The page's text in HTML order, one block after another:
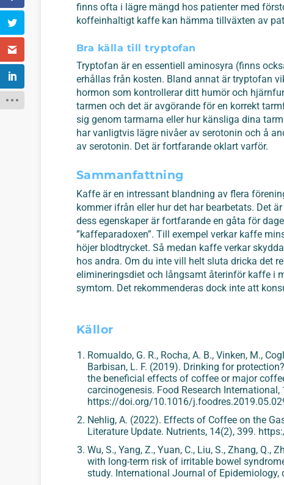
finns ofta i lägre mängd hos patienter med
koffeinhaltigt kaffe kan hämma tillväxten av
Bra källa till tryptofan
Tryptofan är en essentiell aminosyra (finns
erhållas från kosten. Bland annat är tryptofan
hormon som kontrollerar ditt humör och
tarmen och det är avgörande för en korrekt
sig genom tarmarna eller hur känsliga dina
har vanligtvis lägre nivåer av serotonin och å
av serotonin. Det är fortfarande oklart varför.
Sammanfattning
Kaffe är en intressant blandning av flera
kommer ifrån eller hur det har bearbetats. Det
dess egenskaper är fortfarande en gåta för
”kaffeparadoxen”. Till exempel verkar kaffe
höjer blodtrycket. Så medan kaffe verkar
hos andra. Om du inte vill helt sluta dricka det
elimineringsdiet och långsamt återinför kaffe i
symtom. Det rekommenderas dock inte att
Källor
Romualdo, G. R., Rocha, A. B., Vinken, M.,
Barbisan, L. F. (2019). Drinking for
the beneficial effects of coffee or major
carcinogenesis. Food Research International,
https://doi.org/10.1016/
Nehlig, A. (2022). Effects of Coffee on the
Literature Update. Nutrients, 14(2), 399.
Wu, S., Yang, Z., Yuan, C., Liu, S., Zhang, Q.,
with long-term risk of irritable bowel
study. International Journal of Epidemiology,